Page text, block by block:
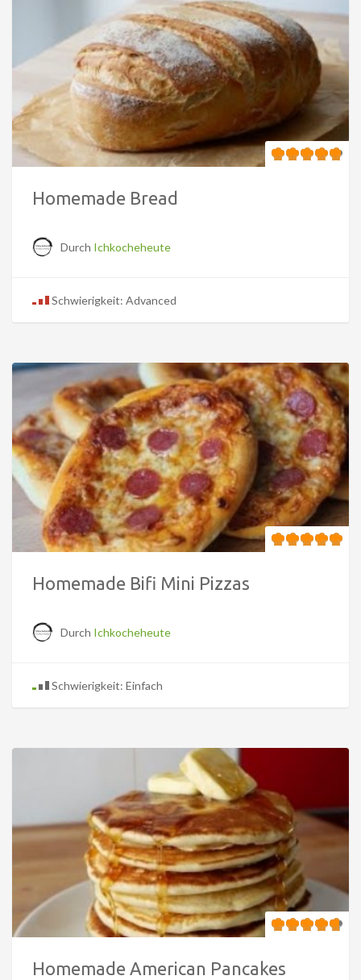
Homemade Bread
Durch Ichkocheheute
Schwierigkeit: Advanced
Homemade Bifi Mini Pizzas
Durch Ichkocheheute
Schwierigkeit: Einfach
Homemade American Pancakes